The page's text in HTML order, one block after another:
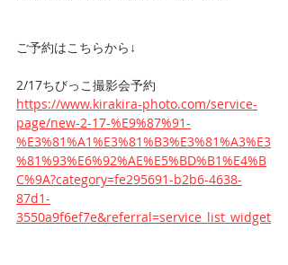
ご予約はこちらから↓
2/17ちびっこ撮影会予約
https://www.kirakira-photo.com/service-
page/new-2-17-%E9%87%91-
%E3%81%A1%E3%81%B3%E3%81%A3%E3
%81%93%E6%92%AE%E5%BD%B1%E4%B
C%9A?category=fe295691-b2b6-4638-
87d1-
3550a9f6ef7e&referral=service_list_widget